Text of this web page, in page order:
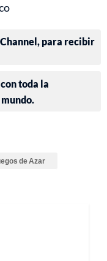
para recibir
toda la
de Azar